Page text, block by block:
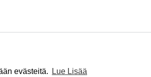
evästeitä. Lue Lisää